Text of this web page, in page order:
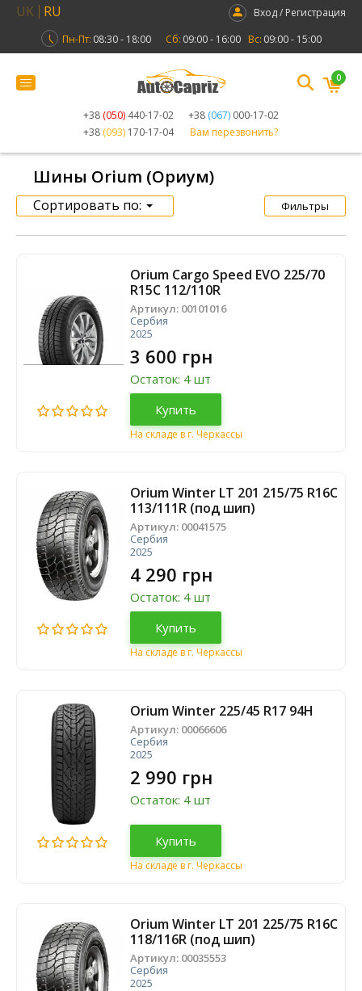
UK RU
Вход / Регистрация
Пн-Пт: 08:30 - 18:00 Сб: 09:00 - 16:00 Вс: 09:00 - 15:00
+38 (050) 440-17-02 +38 (067) 000-17-02
+38 (093) 170-17-04 Вам перезвонить?
0
Шины Orium (Ориум)
Сортировать по: Фильтры
Orium Cargo Speed EVO ​​225/70
R15C 112/110R
Артикул: 00101016
Сербия
2025
3 600 грн
Остаток: 4 шт
Купить
На складе в г. Черкассы
Orium Winter LT 201 215/75 R16C
113/111R (под шип)
Артикул: 00041575
Сербия
2025
4 290 грн
Остаток: 4 шт
Купить
На складе в г. Черкассы
Orium Winter 225/45 R17 94H
Артикул: 00066606
Сербия
2025
2 990 грн
Остаток: 4 шт
Купить
На складе в г. Черкассы
Orium Winter LT 201 225/75 R16C
118/116R (под шип)
Артикул: 00035553
Сербия
2025